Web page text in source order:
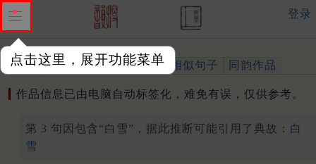
点击这里，展开功能菜单
登录
作品 标注四声 出处、引用 相似句子 同韵作品
作品信息已由电脑自动标签化，难免有误，仅供参考。
第 3 句因包含“白雪”，据此推断可能引用了典故： 白
雪